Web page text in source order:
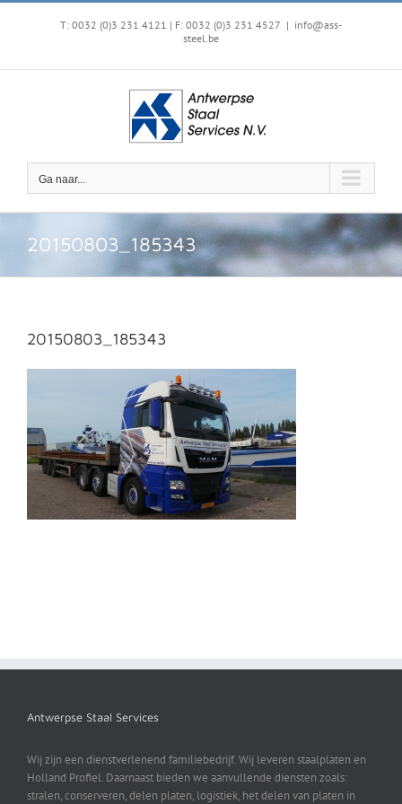
Ga
T: 0032 (0)3 231 4121 | F: 0032 (0)3 231 4527 | info@ass-
steel.be
Ga naar...
20150803_185343
20150803_185343
Antwerpse Staal Services
Wij zijn een dienstverlenend familiebedrijf. Wij leveren staalplaten en
Holland Profiel. Daarnaast bieden we aanvullende diensten zoals:
stralen, conserveren, delen platen, logistiek, het delen van platen in